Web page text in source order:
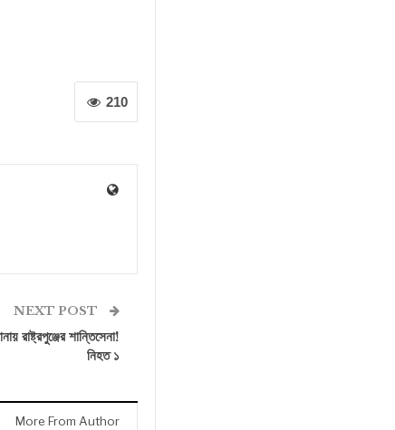
210
NEXT POST
রাষ্ট্রপুঞ্জের শান্তিসেনা!
নিহত ১
More From Author